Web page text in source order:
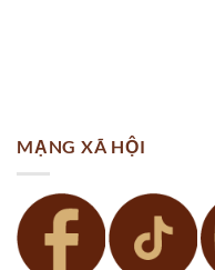
Vải Áo Dài Phong Cảnh
vừa thiết kế
MẠNG XÃ HỘI